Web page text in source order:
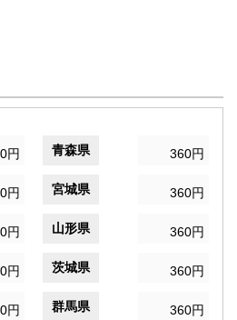
円 青森県 360円
円 宮城県 360円
円 山形県 360円
円 茨城県 360円
円 群馬県 360円